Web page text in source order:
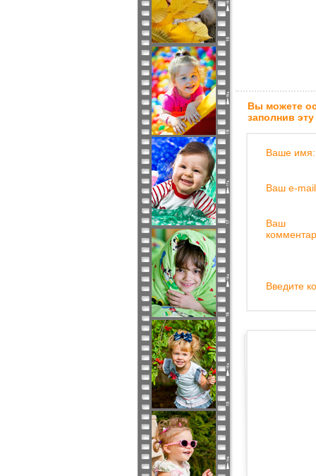
Вы можете
заполнив
Ваше имя:
Ваш e-
Ваш
Введите